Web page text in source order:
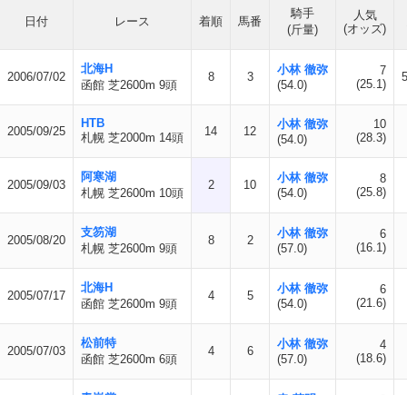
日付 レース 着順 馬番
騎手
(斤量)
人気
(オッズ)
2006/07/02
北海H
函館 芝2600m 9頭
8 3
小林 徹弥
(54.0)
7
(25.1)
2005/09/25
HTB
札幌 芝2000m 14頭
14 12
小林 徹弥
(54.0)
10
(28.3)
2005/09/03
阿寒湖
札幌 芝2600m 10頭
2 10
小林 徹弥
(54.0)
8
(25.8)
2005/08/20
支笏湖
札幌 芝2600m 9頭
8 2
小林 徹弥
(57.0)
6
(16.1)
2005/07/17
北海H
函館 芝2600m 9頭
4 5
小林 徹弥
(54.0)
6
(21.6)
2005/07/03
松前特
函館 芝2600m 6頭
4 6
小林 徹弥
(57.0)
4
(18.6)